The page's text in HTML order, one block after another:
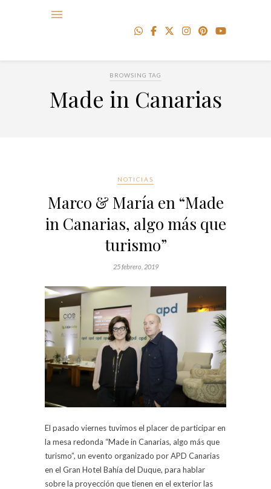
BROWSING TAG
Made in Canarias
NOTICIAS
Marco & María en “Made
in Canarias, algo más que
turismo”
25 febrero, 2019
El pasado viernes tuvimos el placer de participar en
la mesa redonda “Made in Canarias, algo más que
turismo”, un evento organizado por APD Canarias
en el Gran Hotel Bahía del Duque, para hablar
sobre la proyección que tienen en el exterior las